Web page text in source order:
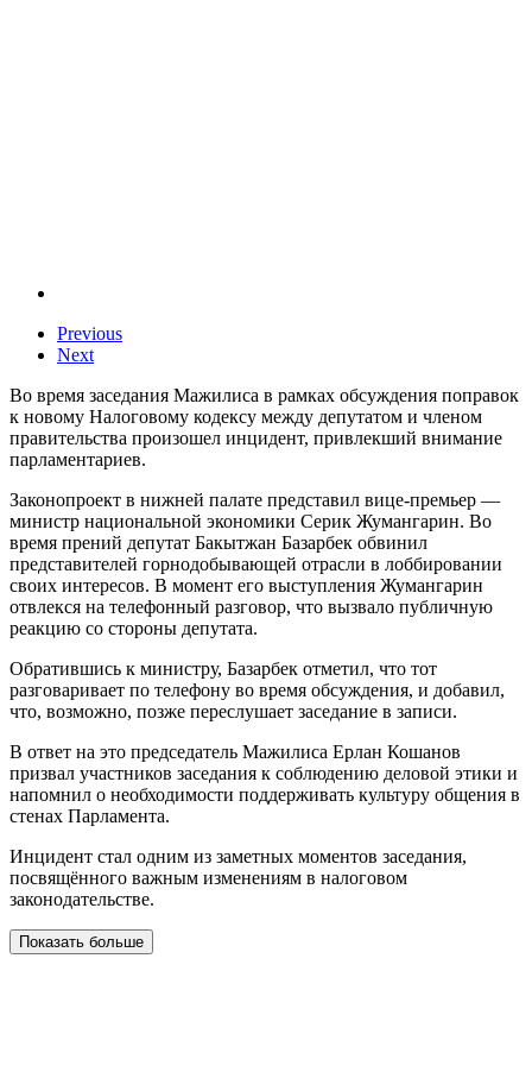
Previous
Next
Во время заседания Мажилиса в рамках обсуждения поправок
к новому Налоговому кодексу между депутатом и членом
правительства произошел инцидент, привлекший внимание
парламентариев.
Законопроект в нижней палате представил вице-премьер —
министр национальной экономики Серик Жумангарин. Во
время прений депутат Бакытжан Базарбек обвинил
представителей горнодобывающей отрасли в лоббировании
своих интересов. В момент его выступления Жумангарин
отвлекся на телефонный разговор, что вызвало публичную
реакцию со стороны депутата.
Обратившись к министру, Базарбек отметил, что тот
разговаривает по телефону во время обсуждения, и добавил,
что, возможно, позже переслушает заседание в записи.
В ответ на это председатель Мажилиса Ерлан Кошанов
призвал участников заседания к соблюдению деловой этики и
напомнил о необходимости поддерживать культуру общения в
стенах Парламента.
Инцидент стал одним из заметных моментов заседания,
посвящённого важным изменениям в налоговом
законодательстве.
Показать больше